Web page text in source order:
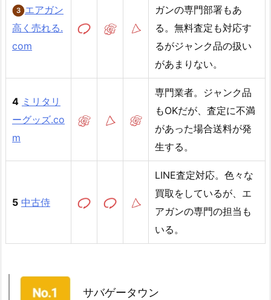
エアガン
高く売れる.
com
ガンの専門部署もあ
る。無料査定も対応す
るがジャンク品の扱い
があまりない。
4 ミリタリ
ーグッズ.co
m
専門業者。ジャンク品
もOKだが、査定に不満
があった場合送料が発
生する。
5 中古侍
LINE査定対応。色々な
買取をしているが、エ
アガンの専門の担当も
いる。
サバゲータウン